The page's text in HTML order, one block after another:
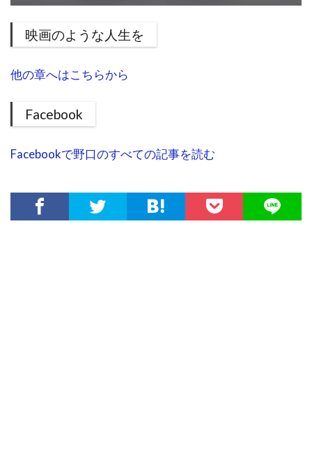
映画のような人生を
他の章へはこちらから
Facebook
Facebookで野口のすべての記事を読む